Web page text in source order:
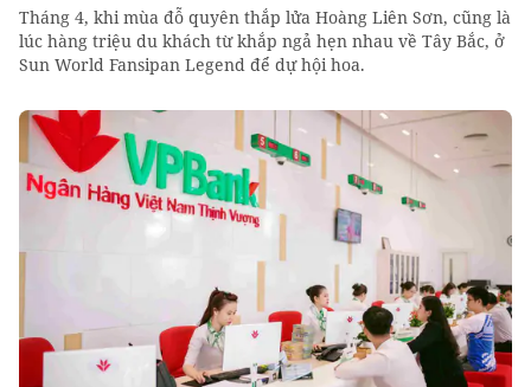
Tháng 4, khi mùa đỗ quyên thắp lửa Hoàng Liên Sơn, cũng là
lúc hàng triệu du khách từ khắp ngả hẹn nhau về Tây Bắc, ở
Sun World Fansipan Legend để dự hội hoa.